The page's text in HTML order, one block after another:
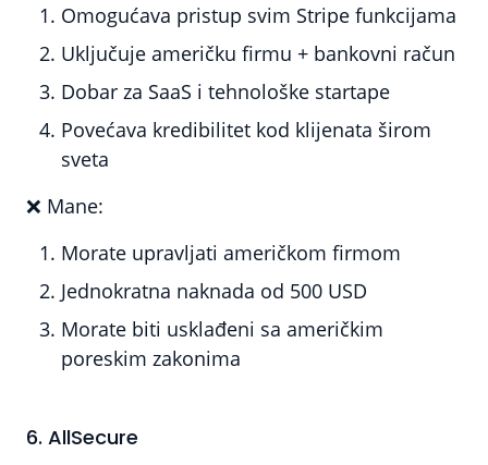
Omogućava pristup svim Stripe funkcijama
Uključuje američku firmu + bankovni račun
Dobar za SaaS i tehnološke startape
Povećava kredibilitet kod klijenata širom
sveta
❌ Mane:
Morate upravljati američkom firmom
Jednokratna naknada od 500 USD
Morate biti usklađeni sa američkim
poreskim zakonima
6. AllSecure